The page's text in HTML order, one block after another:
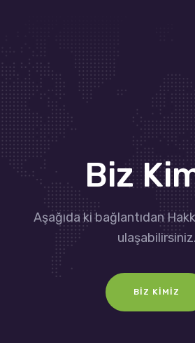
Biz
Aşağıda ki bağlantıdan
ulaşabilirsiniz.
BIZ KIMIZ